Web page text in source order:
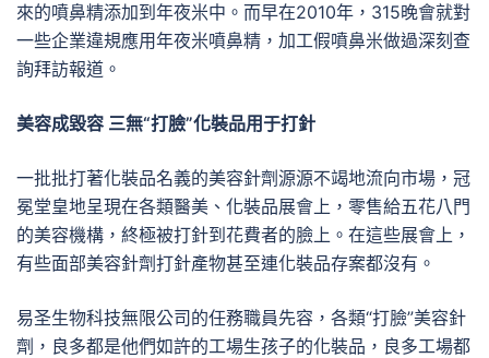
來的噴鼻精添加到年夜米中。而早在2010年，315晚會就對
一些企業違規應用年夜米噴鼻精，加工假噴鼻米做過深刻查
詢拜訪報道。
美容成毀容 三無“打臉”化裝品用于打針
一批批打著化裝品名義的美容針劑源源不竭地流向市場，冠
冕堂皇地呈現在各類醫美、化裝品展會上，零售給五花八門
的美容機構，終極被打針到花費者的臉上。在這些展會上，
有些面部美容針劑打針產物甚至連化裝品存案都沒有。
易圣生物科技無限公司的任務職員先容，各類“打臉”美容針
劑，良多都是他們如許的工場生孩子的化裝品，良多工場都